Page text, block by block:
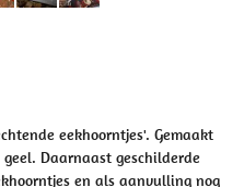
eekhoorntjes'. Gemaakt
Daarnaast geschilderde
en als aanvulling nog